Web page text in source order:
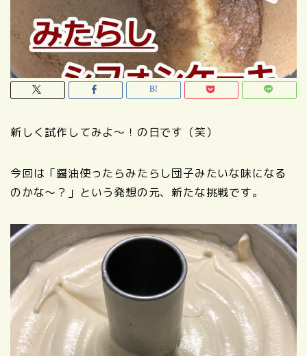
新しく試作してみよ～！の日です（笑）
今回は「醤油使ったらみたらし団子みたいな味になる
のかな～？」という発想の元、新たな挑戦です。